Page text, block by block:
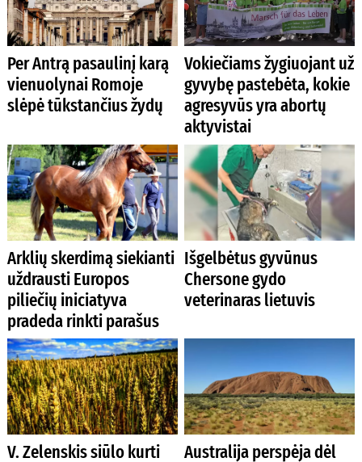
Per Antrą pasaulinį karą
vienuolynai Romoje
slėpė tūkstančius žydų
Vokiečiams žygiuojant už
gyvybę pastebėta, kokie
agresyvūs yra abortų
aktyvistai
Arklių skerdimą siekianti
uždrausti Europos
piliečių iniciatyva
pradeda rinkti parašus
Išgelbėtus gyvūnus
Chersone gydo
veterinaras lietuvis
V. Zelenskis siūlo kurti
Australija perspėja dėl